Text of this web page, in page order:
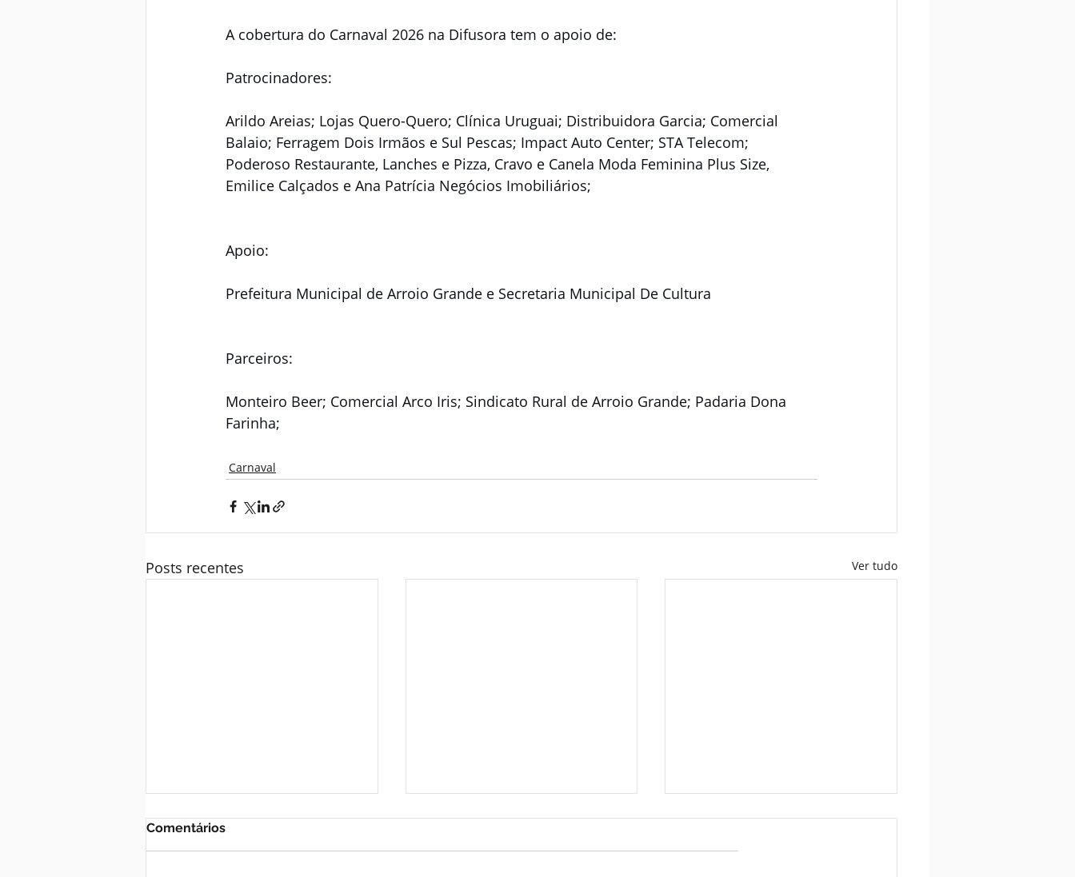
A cobertura do Carnaval 2026 na Difusora tem o apoio de:
Patrocinadores:
Arildo Areias; Lojas Quero-Quero; Clínica Uruguai; Distribuidora Garcia; Comercial
Balaio; Ferragem Dois Irmãos e Sul Pescas; Impact Auto Center; STA Telecom;
Poderoso Restaurante, Lanches e Pizza, Cravo e Canela Moda Feminina Plus Size,
Emilice Calçados e Ana Patrícia Negócios Imobiliários;
Apoio:
Prefeitura Municipal de Arroio Grande e Secretaria Municipal De Cultura
Parceiros:
Monteiro Beer; Comercial Arco Iris; Sindicato Rural de Arroio Grande; Padaria Dona
Farinha;
Carnaval
Posts recentes Ver tudo
Comentários